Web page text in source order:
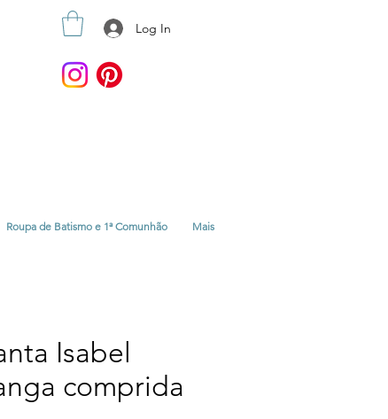
Log In
Roupa de Batismo e 1ª Comunhão Mais
Isabel
comprida